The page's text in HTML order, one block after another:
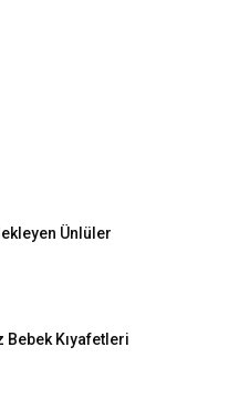
Ünlüler
Bebek Kıyafetleri